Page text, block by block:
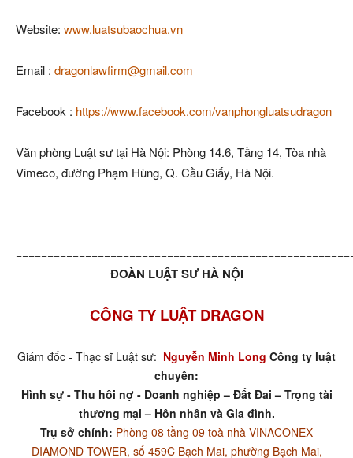
Website: www.luatsubaochua.vn
Email : dragonlawfirm@gmail.com
Facebook : https://www.facebook.com/vanphongluatsudragon
Văn phòng Luật sư tại Hà Nội: Phòng 14.6, Tầng 14, Tòa nhà
Vimeco, đường Phạm Hùng, Q. Cầu Giấy, Hà Nội.
ĐOÀN LUẬT SƯ HÀ NỘI
CÔNG TY LUẬT DRAGON
Giám đốc - Thạc sĩ Luật sư: Nguyễn Minh Long Công ty luật
chuyên:
Hình sự - Thu hồi nợ - Doanh nghiệp – Đất Đai – Trọng tài
thương mại – Hôn nhân và Gia đình.
Trụ sở chính: Phòng 08 tầng 09 toà nhà VINACONEX
DIAMOND TOWER, số 459C Bạch Mai, phường Bạch Mai,